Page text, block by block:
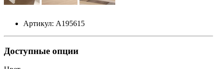
Артикул: А195615
Доступные опции